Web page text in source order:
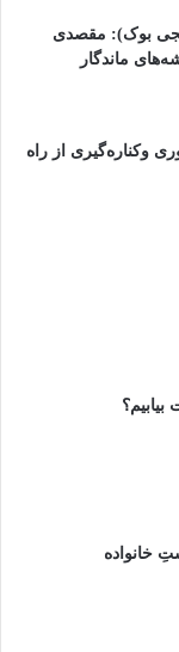
بوک): مقصدی
ماندگار
وکناره‌گیری از راه
خانواده